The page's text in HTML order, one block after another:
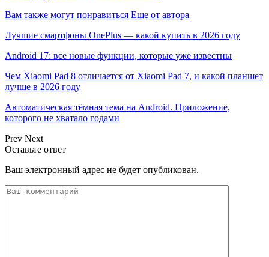
Вам также могут понравиться Еще от автора
Лучшие смартфоны OnePlus — какой купить в 2026 году
Android 17: все новые функции, которые уже известны
Чем Xiaomi Pad 8 отличается от Xiaomi Pad 7, и какой планшет
лучше в 2026 году
Автоматическая тёмная тема на Android. Приложение,
которого не хватало годами
Prev Next
Оставьте ответ
Ваш электронный адрес не будет опубликован.